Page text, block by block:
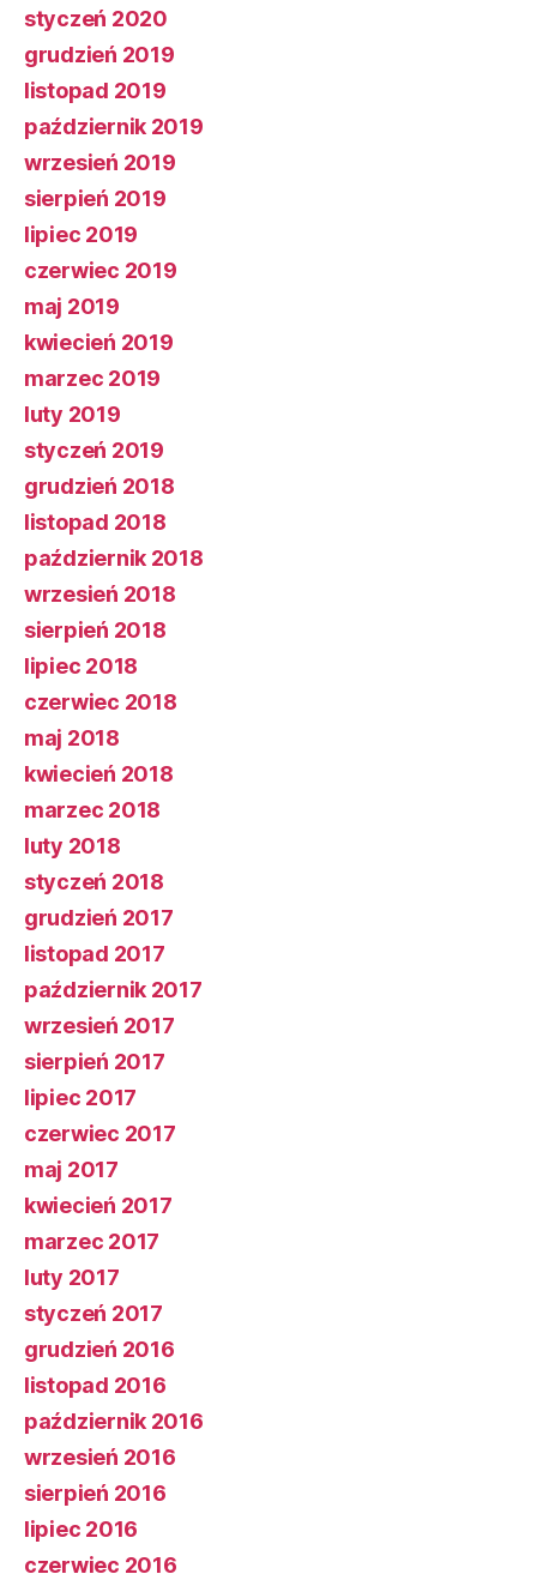
styczeń 2020
grudzień 2019
listopad 2019
październik 2019
wrzesień 2019
sierpień 2019
lipiec 2019
czerwiec 2019
maj 2019
kwiecień 2019
marzec 2019
luty 2019
styczeń 2019
grudzień 2018
listopad 2018
październik 2018
wrzesień 2018
sierpień 2018
lipiec 2018
czerwiec 2018
maj 2018
kwiecień 2018
marzec 2018
luty 2018
styczeń 2018
grudzień 2017
listopad 2017
październik 2017
wrzesień 2017
sierpień 2017
lipiec 2017
czerwiec 2017
maj 2017
kwiecień 2017
marzec 2017
luty 2017
styczeń 2017
grudzień 2016
listopad 2016
październik 2016
wrzesień 2016
sierpień 2016
lipiec 2016
czerwiec 2016